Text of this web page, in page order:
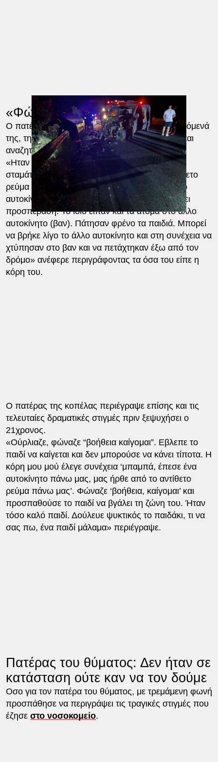
«Φώναζε “βοήθεια, καίγομαι”»
Ο πατέρας της νεαρής επιβεβαίωσε από τα λεγόμενά
της, την ύπαρξη τρίτου οχήματος, του οποίου και
αναζητείται ο οδηγός.
«Ηταν τρία τα οχήματα. Ο τρίτος οδηγός δεν
σταμάτησε ποτέ. Τα παιδιά κινούνταν στο αντίθετο
ρεύμα από τα άλλα δύο αυτοκίνητα. Το δεύτερο
αυτοκίνητο από την άλλη πλευρά, πήγε να κάνει
προσπέραση. Το ίδιο είπαν και τα άτομα στο άλλο
αυτοκίνητο (βαν). Πάτησαν φρένο τα παιδιά. Μπορεί
να βρήκε λίγο το άλλο αυτοκίνητο και στη συνέχεια να
χτύπησαν στο βαν και να πετάχτηκαν έξω από τον
δρόμο» ανέφερε περιγράφοντας τα όσα του είπε η
κόρη του.
Ο πατέρας της κοπέλας περιέγραψε επίσης και τις
τελευταίες δραματικές στιγμές πριν ξεψυχήσει ο
21χρονος.
«Ούρλιαζε, φώναζε “βοήθεια καίγομαι”. Εβλεπε το
παιδί να καίγεται και δεν μπορούσε να κάνει τίποτα. Η
κόρη μου μού έλεγε συνέχεια ‘μπαμπά, έπεσε ένα
αυτοκίνητο πάνω μας, μας ήρθε από το αντίθετο
ρεύμα πάνω μας’. Φώναζε ‘βοήθεια, καίγομαι’ και
προσπαθούσε το παιδί να βγάλει τη ζώνη του. Ήταν
τόσο καλό παιδί. Δούλευε ψυκτικός το παιδάκι, τι να
σας πω, ένα παιδί μάλαμα» περιέγραψε.
Πατέρας του θύματος: Δεν ήταν σε
κατάσταση ούτε καν να τον δούμε
Οσο για τον πατέρα του θύματος, με τρεμάμενη φωνή
προσπάθησε να περιγράψει τις τραγικές στιγμές που
έζησε στο νοσοκομείο.